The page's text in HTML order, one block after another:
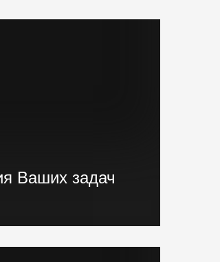
Ваших задач
и другая техника.